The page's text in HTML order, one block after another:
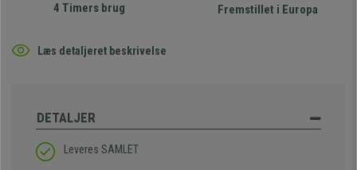
4 Timers brug Fremstillet i Europa
Læs detaljeret beskrivelse
DETALJER
Leveres SAMLET